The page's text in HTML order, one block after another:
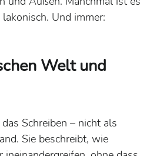
Und immer:
Welt und
Schreiben – nicht als
Sie beschreibt, wie